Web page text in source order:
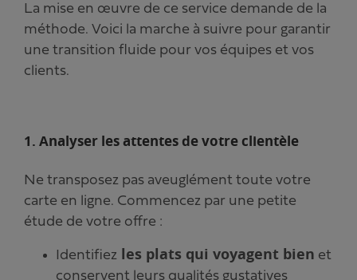
La mise en œuvre de ce service demande de la
méthode. Voici la marche à suivre pour garantir
une transition fluide pour vos équipes et vos
clients.
1. Analyser les attentes de votre clientèle
Ne transposez pas aveuglément toute votre
carte en ligne. Commencez par une petite
étude de votre offre :
Identifiez les plats qui voyagent bien et
conservent leurs qualités gustatives